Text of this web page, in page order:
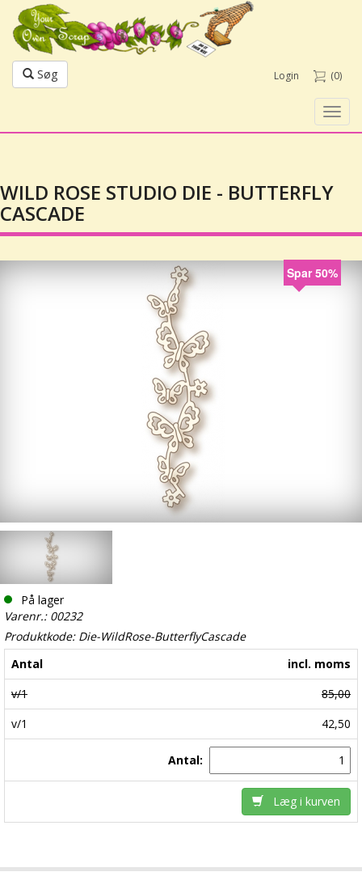
Søg Login (0)
WILD ROSE STUDIO DIE - BUTTERFLY
CASCADE
Spar 50%
På lager
Varenr.: 00232
Produktkode: Die-WildRose-ButterflyCascade
Antal
incl. moms
v/1
85,00
v/1
42,50
Antal:
Læg i kurven